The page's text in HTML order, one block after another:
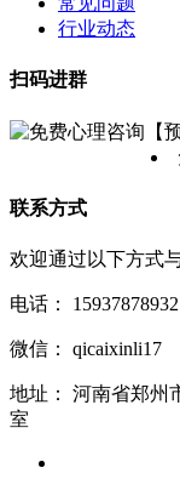
行业动态
扫码进群
联系方式
欢迎通过以下方式
电话： 15937878932
微信： qicaixinli17
地址：
河南省郑州
室